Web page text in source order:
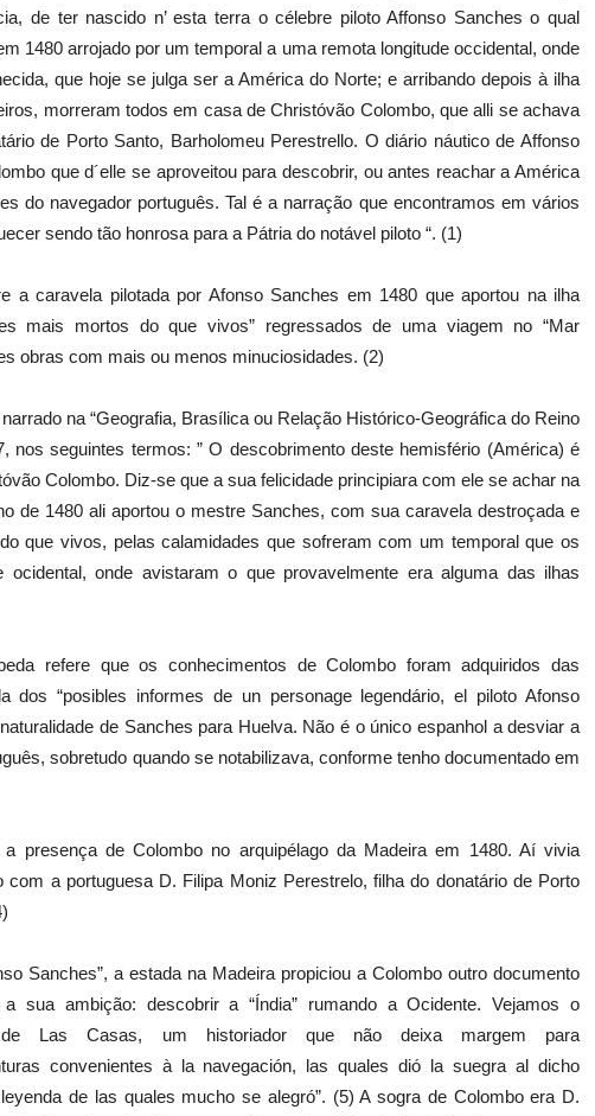
de ter nascido n’ esta terra o célebre piloto Affonso Sanches o qual
1480 arrojado por um temporal a uma remota longitude occidental, onde
que hoje se julga ser a América do Norte; e arribando depois à ilha
morreram todos em casa de Christóvão Colombo, que alli se achava
de Porto Santo, Barholomeu Perestrello. O diário náutico de Affonso
que d´elle se aproveitou para descobrir, ou antes reachar a América
do navegador português. Tal é a narração que encontramos em vários
sendo tão honrosa para a Pátria do notável piloto “. (1)
a caravela pilotada por Afonso Sanches em 1480 que aportou na ilha
mais mortos do que vivos” regressados de uma viagem no “Mar
obras com mais ou menos minuciosidades. (2)
na “Geografia, Brasílica ou Relação Histórico-Geográfica do Reino
nos seguintes termos: ” O descobrimento deste hemisfério (América) é
Colombo. Diz-se que a sua felicidade principiara com ele se achar na
de 1480 ali aportou o mestre Sanches, com sua caravela destroçada e
que vivos, pelas calamidades que sofreram com um temporal que os
ocidental, onde avistaram o que provavelmente era alguma das ilhas
refere que os conhecimentos de Colombo foram adquiridos das
dos “posibles informes de un personage legendário, el piloto Afonso
de Sanches para Huelva. Não é o único espanhol a desviar a
sobretudo quando se notabilizava, conforme tenho documentado em
a presença de Colombo no arquipélago da Madeira em 1480. Aí vivia
a portuguesa D. Filipa Moniz Perestrelo, filha do donatário de Porto
Sanches”, a estada na Madeira propiciou a Colombo outro documento
sua ambição: descobrir a “Índia” rumando a Ocidente. Vejamos o
de Las Casas, um historiador que não deixa margem para
convenientes à la navegación, las quales dió la suegra al dicho
de las quales mucho se alegró”. (5) A sogra de Colombo era D.